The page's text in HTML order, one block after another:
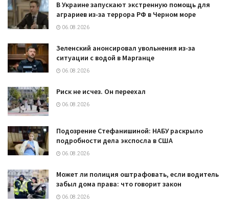
В Украине запускают экстренную помощь для
аграриев из-за террора РФ в Черном море
06.08.2026
Зеленский анонсировал увольнения из-за
ситуации с водой в Марганце
06.08.2026
Риск не исчез. Он переехал
06.08.2026
Подозрение Стефанишиной: НАБУ раскрыло
подробности дела экспосла в США
06.08.2026
Может ли полиция оштрафовать, если водитель
забыл дома права: что говорит закон
06.08.2026